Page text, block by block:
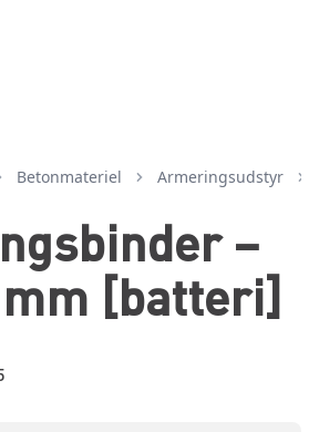
betonmateriel armeringsudstyr
–
[batteri]